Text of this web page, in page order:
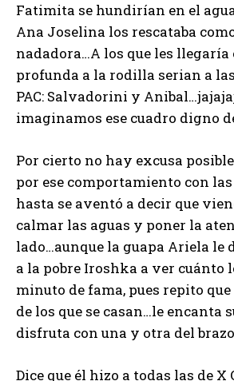
Fatimita se hundirían en el
Ana Joselina los rescataba
nadadora…A los que les llegaría
profunda a la rodilla serian a
PAC: Salvadorini y
imaginamos ese cuadro digno
Por cierto no hay excusa
por ese comportamiento con las
hasta se aventó a decir que
calmar las aguas y poner la
lado…aunque la guapa Ariela le
a la pobre Iroshka a ver cuánto
minuto de fama, pues repito
de los que se casan…le encanta
disfruta con una y otra del
Dice que él hizo a todas las de X